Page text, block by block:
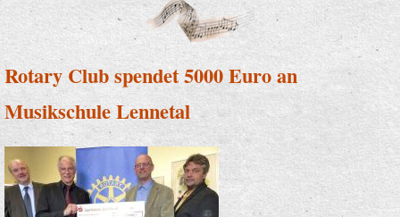
Rotary Club spendet 5000 Euro an
Musikschule Lennetal